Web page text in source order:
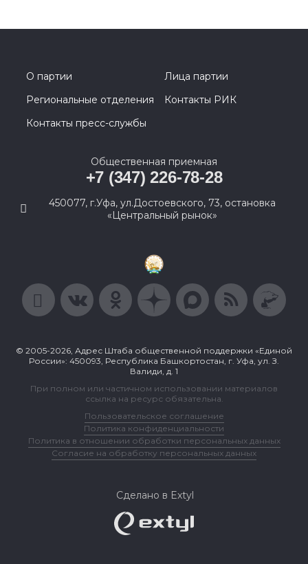
О партии
Лица партии
Региональные отделения
Контакты РИК
Контакты пресс-службы
Общественная приемная
+7 (347) 226-78-28
450077, г.Уфа, ул.Достоевского, 73, остановка
«Центральный рынок»
© 2005-2026, Адрес Штаба общественной поддержки «Единой
России»: 450093, Республика Башкортостан, г. Уфа, ул. З.
Валиди, д. 1
При полном или частичном использовании материалов
ссылка на ресурс обязательна.
Пользовательское соглашение
Политика конфиденциальности
Политика в отношении обработки персональных данных
Согласие на обработку персональных данных
Сделано в Extyl